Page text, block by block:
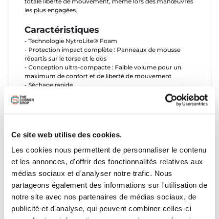
Ce site web utilise des cookies.
Les cookies nous permettent de personnaliser le contenu
et les annonces, d'offrir des fonctionnalités relatives aux
médias sociaux et d'analyser notre trafic. Nous
partageons également des informations sur l'utilisation de
notre site avec nos partenaires de médias sociaux, de
publicité et d'analyse, qui peuvent combiner celles-ci
les plus engagées.
Caractéristiques
- Technologie NytroLite® Foam
- Protection impact complète : Panneaux de mousse
répartis sur le torse et le dos
- Conception ultra-compacte : Faible volume pour un
maximum de confort et de liberté de mouvement
- Séchage rapide
supérieure, choisissez la taille supérieure
TAILLE DE L'ARTICLE TAILLE EN CM
2XS
168-173
XS
170-175
SS
166-171